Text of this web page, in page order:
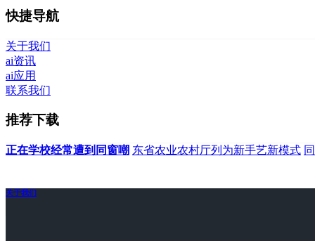
快捷导航
关于我们
ai资讯
ai应用
联系我们
推荐下载
正在学校经常遭到同窗嘲 东省农业农村厅列为新手艺新模式
关于我们